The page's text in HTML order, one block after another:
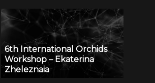
6th International Orchids
Workshop – Ekaterina
Zheleznaia